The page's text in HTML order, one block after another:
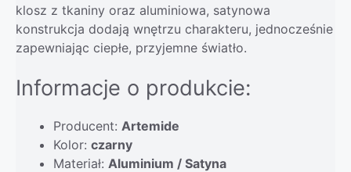
klosz z tkaniny oraz aluminiowa, satynowa
konstrukcja dodają wnętrzu charakteru, jednocześnie
zapewniając ciepłe, przyjemne światło.
Informacje o produkcie:
Producent: Artemide
Kolor: czarny
Materiał: Aluminium / Satyna